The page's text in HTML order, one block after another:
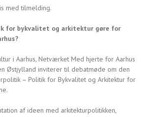
med tilmelding.
for bykvalitet og arkitektur gøre for
i Aarhus, Netværket Med hjerte for Aarhus
Østjylland inviterer til debatmøde om den
– Politik for Bykvalitet og Arkitektur for
af ideen med arkitekturpolitikken,